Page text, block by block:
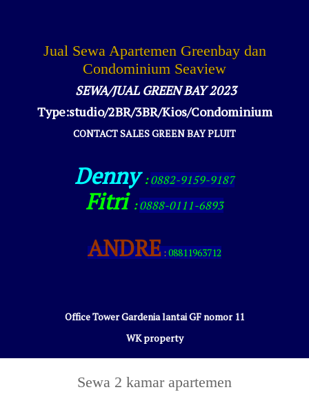
Jual Sewa Apartemen Greenbay dan
Condominium Seaview
SEWA/JUAL GREEN BAY 2023
Type:studio/2BR/3BR/Kios/Condominium
CONTACT SALES GREEN BAY PLUIT
Denny :0882-9159-9187
Fitri :0888-0111-6893
ANDRE : 08811963712
Office Tower Gardenia lantai GF nomor 11
WK property
Sewa 2 kamar apartemen